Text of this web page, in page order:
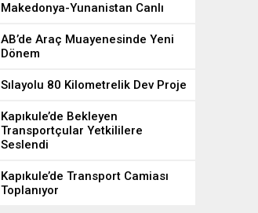
Makedonya-Yunanistan Canlı
AB’de Araç Muayenesinde Yeni
Dönem
Sılayolu 80 Kilometrelik Dev Proje
Kapıkule’de Bekleyen
Transportçular Yetkililere
Seslendi
Kapıkule’de Transport Camiası
Toplanıyor